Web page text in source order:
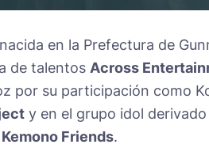
en la Prefectura de
de talentos Across
por su participación como
y en el grupo idol derivado
Kemono Friends.